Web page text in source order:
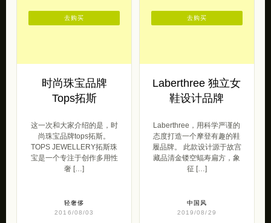
时尚珠宝品牌
Tops拓斯
这一次和大家介绍的是，时
尚珠宝品牌tops拓斯。
TOPS JEWELLERY拓斯珠
宝是一个专注于创作多用性
奢 […]
轻奢侈
2016/08/03
去购买
Laberthree 独立女
鞋设计品牌
Laberthree，用科学严谨的
态度打造一个摩登有趣的鞋
履品牌。 此款设计源于故宫
藏品清金镂空蝠寿扁方，象
征 […]
中国风
2019/08/29
去购买